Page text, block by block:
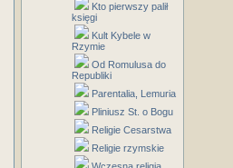
Kto pierwszy palił
księgi
Kult Kybele w
Rzymie
Od Romulusa do
Republiki
Parentalia, Lemuria
Pliniusz St. o Bogu
Religie Cesarstwa
Religie rzymskie